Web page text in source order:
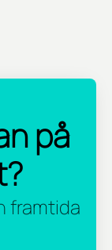
på
framtida